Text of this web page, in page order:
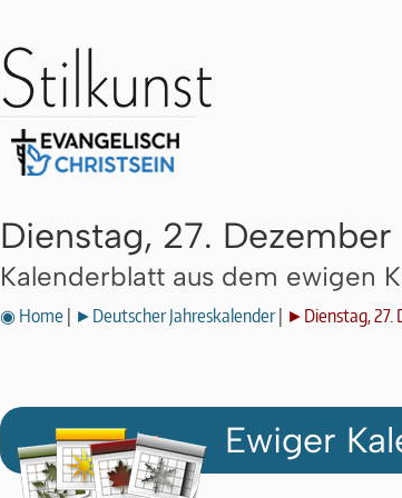
Dienstag, 27.
Kalenderblatt aus dem ewigen
◉ Home ►Deutscher Jahreskalender| ►Dienstag, 27.
Ewiger